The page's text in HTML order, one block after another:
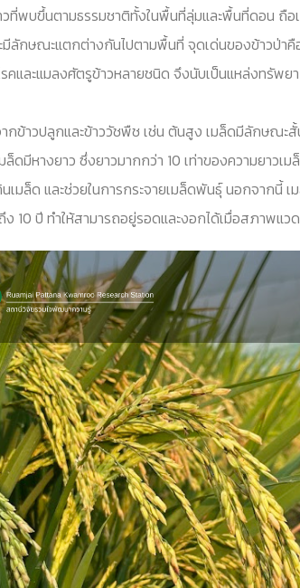
ที่พบขึ้นตามธรรมชาติทั้งในพื้นที่ลุ่มและพื้นที่ดอน ถือ
ลักษณะแตกต่างกันไปตามพื้นที่ จุดเด่นของข้าวป่า
คและแมลงศัตรูข้าวหลายชนิด จึงนับเป็นแหล่งทรั
ข้าวปลูกและข้าววัชพืช เช่น ต้นสูง เมล็ดมีลักษณะ
ดมีหางยาว ซึ่งยาวมากกว่า 10 เท่าของความยาวเ
มล็ด และช่วยในการกระจายเมล็ดพันธุ์ นอกจากนี้ เ
10 ปี ทำให้สามารถอยู่รอดและงอกได้เมื่อสภาพแว